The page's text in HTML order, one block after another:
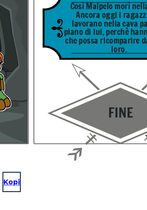
Così Malpelo morì
Ancora oggi i
lavorano nella cava
piano di lui, perchè
che possa ricomparire
loro.
FINE
Kopi